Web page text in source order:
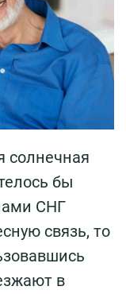
солнечная
бы
СНГ
связь, то
в